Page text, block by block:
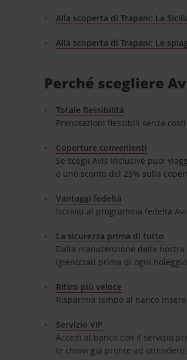
Alla scoperta di Trapani: La
Alla scoperta di Trapani: Le
Perché scegliere
Totale flessibilità
Prenotazioni flessibili senza
Coperture convenienti
Se scegli Avis Inclusive puoi
e uno sconto del 25% sulla
Vantaggi fedeltà
Iscriviti al programma fedeltà
La sicurezza prima di tutto
Dalla manutenzione della
igienizzati prima di ogni
Ritiro più veloce
Risparmia tempo al banco
Servizio VIP
Accedi al banco con il servizio
le chiavi già pronte ad attenderti.